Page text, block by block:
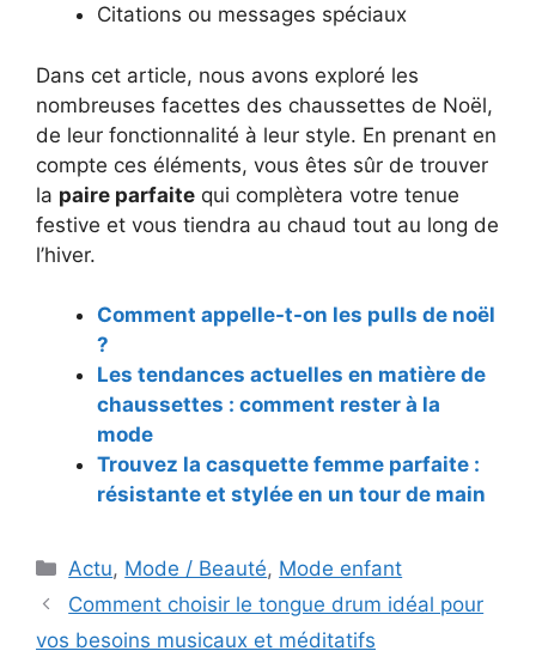
Citations ou messages spéciaux
Dans cet article, nous avons exploré les
nombreuses facettes des chaussettes de Noël,
de leur fonctionnalité à leur style. En prenant en
compte ces éléments, vous êtes sûr de trouver
la paire parfaite qui complètera votre tenue
festive et vous tiendra au chaud tout au long de
l’hiver.
Comment appelle-t-on les pulls de noël
?
Les tendances actuelles en matière de
chaussettes : comment rester à la
mode
Trouvez la casquette femme parfaite :
résistante et stylée en un tour de main
Catégories
Actu, Mode / Beauté, Mode enfant
Navigation
des
Comment choisir le tongue drum idéal pour
vos besoins musicaux et méditatifs